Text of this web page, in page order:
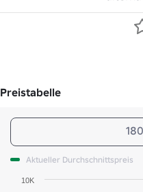
Preistabelle
Aktueller Durchschnittspreis
10K